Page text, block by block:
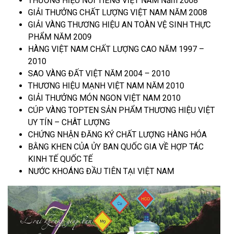
GIẢI THƯỞNG CHẤT LƯỢNG VIỆT NAM NĂM 2008
GIẢI VÀNG THƯƠNG HIỆU AN TOÀN VỆ SINH THỰC
PHẨM NĂM 2009
HÀNG VIỆT NAM CHẤT LƯỢNG CAO NĂM 1997 –
2010
SAO VÀNG ĐẤT VIỆT NĂM 2004 – 2010
THƯƠNG HIỆU MẠNH VIỆT NAM NĂM 2010
GIẢI THƯỞNG MÓN NGON VIỆT NAM 2010
CÚP VÀNG TOPTEN SẢN PHẨM THƯƠNG HIỆU VIỆT
UY TÍN – CHÂT LƯỢNG
CHỨNG NHẬN ĐĂNG KÝ CHẤT LƯỢNG HÀNG HÓA
BẰNG KHEN CỦA ỦY BAN QUỐC GIA VỀ HỢP TÁC
KINH TẾ QUỐC TẾ
NƯỚC KHOÁNG ĐẦU TIÊN TẠI VIỆT NAM